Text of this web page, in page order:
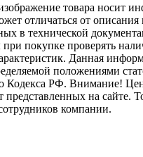
товара носит
отличаться от
в технической
при покупке проверять
Данная
положениями
Кодекса РФ. Внимание!
представленных на сайте.
компании.